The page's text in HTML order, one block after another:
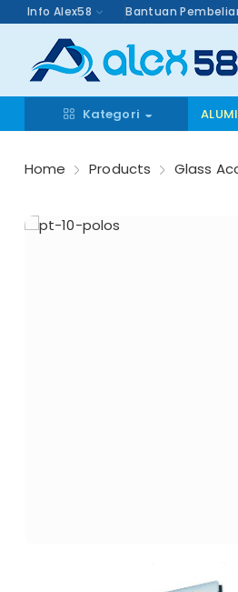
Info Alex58 Bantuan
Kategori
Home Products Glass